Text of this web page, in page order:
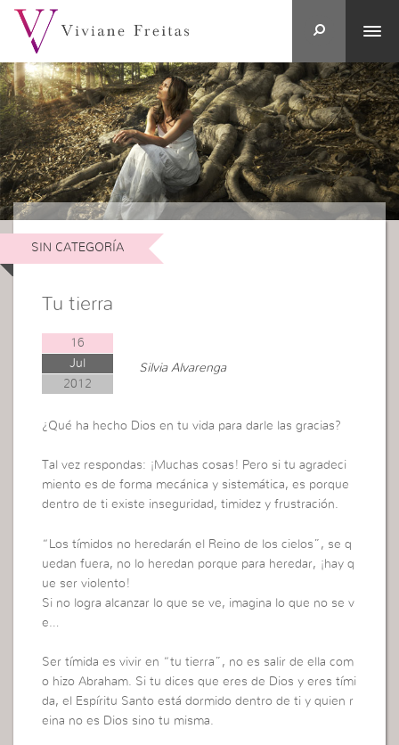
SIN CATEGORÍA
Tu tierra
16
Jul
2012
Silvia Alvarenga
¿Qué ha hecho Dios en tu vida para darle las gracias?
Tal vez respondas: ¡Muchas cosas! Pero si tu agradeci
miento es de forma mecánica y sistemática, es porque
dentro de ti existe inseguridad, timidez y frustración.
“Los tímidos no heredarán el Reino de los cielos”, se q
uedan fuera, no lo heredan porque para heredar, ¡hay q
ue ser violento!
Si no logra alcanzar lo que se ve, imagina lo que no se v
e…
Ser tímida es vivir en “tu tierra”, no es salir de ella com
o hizo Abraham. Si tu dices que eres de Dios y eres tími
da, el Espíritu Santo está dormido dentro de ti y quien r
eina no es Dios sino tu misma.